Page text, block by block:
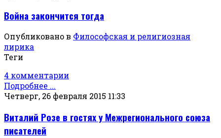
Война закончится тогда
Опубликовано в Философская и религиозная
лирика
Теги
4 комментарии
Подробнее ...
Четверг, 26 февраля 2015 11:33
Виталий Розе в гостях у Межрегионального союза
писателей